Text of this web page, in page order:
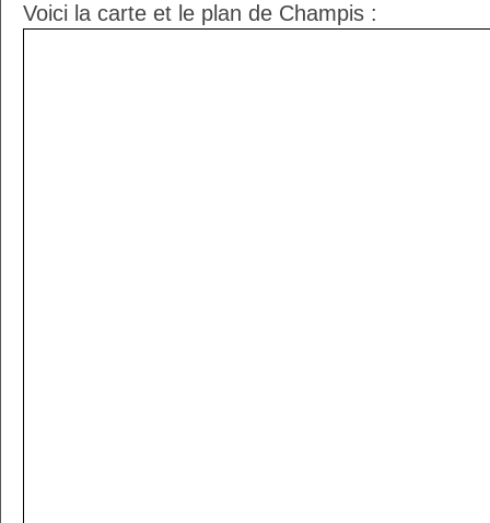
Voici la carte et le plan de Champis :